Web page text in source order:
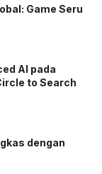
Game Seru
AI pada
to Search
dengan